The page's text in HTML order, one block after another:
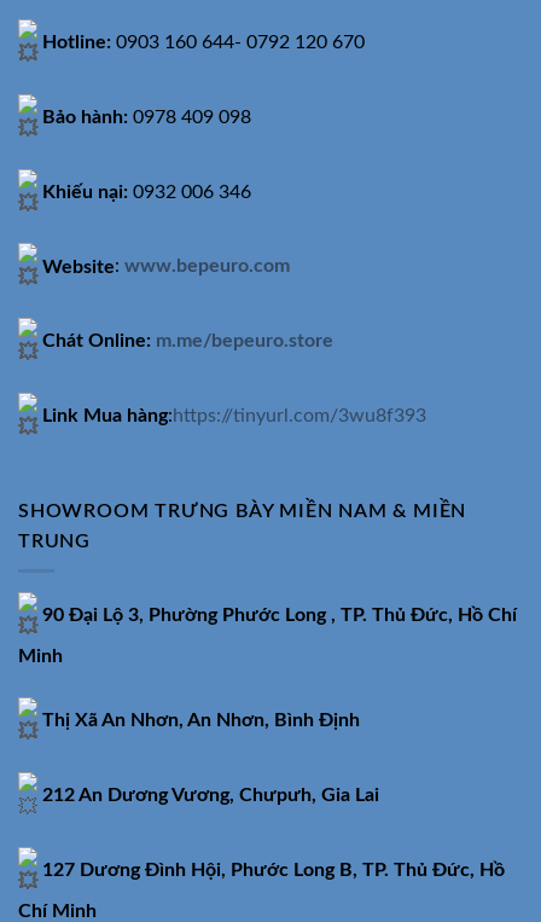
Hotline: 0903 160 644- 0792 120 670
Bảo hành: 0978 409 098
Khiếu nại: 0932 006 346
Website: www.bepeuro.com
Chát Online: m.me/bepeuro.store
Link Mua hàng:https://tinyurl.com/3wu8f393
SHOWROOM TRƯNG BÀY MIỀN NAM & MIỀN
TRUNG
90 Đại Lộ 3, Phường Phước Long , TP. Thủ Đức, Hồ Chí
Minh
Thị Xã An Nhơn, An Nhơn, Bình Định
212 An Dương Vương, Chưpưh, Gia Lai
127 Dương Đình Hội, Phước Long B, TP. Thủ Đức, Hồ
Chí Minh